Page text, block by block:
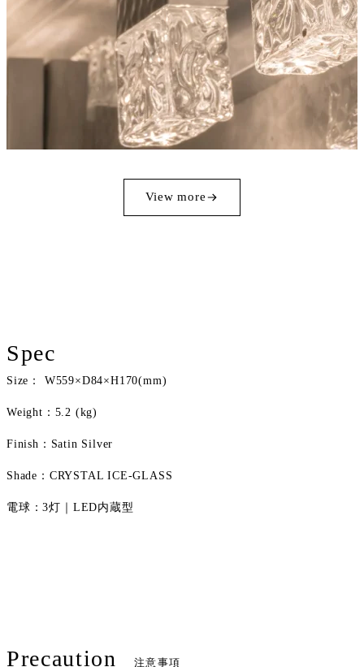
View more
Spec
Size： W559×D84×H170(mm)
Weight：5.2 (kg)
Finish：Satin Silver
Shade：CRYSTAL ICE-GLASS
電球：3灯｜LED内蔵型
Precaution 注意事項